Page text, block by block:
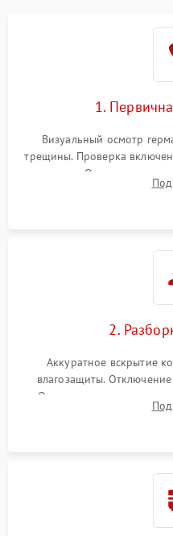
1.
Визуальный осмотр
трещины. Проверка
зарядки. Оценка вывода
проверка базовых
2.
Аккуратное вскрытие
влагозащиты.
Очистка внутренних
обработка германиевого